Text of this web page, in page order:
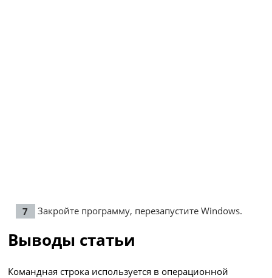
Закройте программу, перезапустите Windows.
Выводы статьи
Командная строка используется в операционной